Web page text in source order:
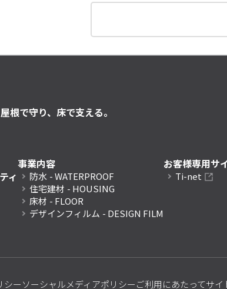
屋根で守り、床で支える。
ィ
事業内容
防水 - WATERPROOF
住宅建材 - HOUSING
床材 - FLOOR
デザインフィルム - DESIGN FILM
お客様専用サ
Ti-net
シーソーシャルメディアポリシーご利用にあたってサイ